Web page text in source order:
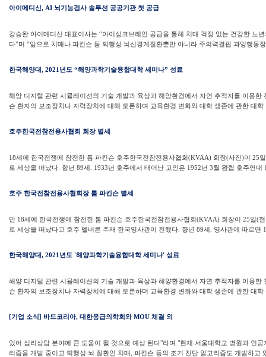
아이메디신, AI 뇌기능검사 솔루션 공공기관 첫 공급
강승완 아이메디신 대표이사는 “아이싱크브레인 공급을 통해 치매 걱정 없는 건강한 노
다”며 “앞으로 치매나 파킨슨 등 퇴행성 뇌신경계질환뿐만 아니라 주의력결핍 과잉행동
한국해양대, 2021년도 “해양과학기술융합대학 세미나” 성료
해양 디지털 관련 시뮬레이션의 기술 개발과 육상과 해양환경에서 자연 추적자를 이용한
슨 환자의 보조장치나 자력장치에 대해 토론하며 교육환경 변화와 대학 생존에 관한 대학
호주한국전참전용사협회 회장 별세
18세에 한국전쟁에 참전한 톰 파킨슨 호주한국전참전용사협회(KVAA) 회장(사진)이 25
로 세상을 떠났다. 향년 89세. 1933년 호주에서 태어난 고인은 1952년 3월 왕립 호주연대
호주 한국전참전용사협회장 톰 파킨슨 별세
만 18세에 한국전쟁에 참전한 톰 파킨슨 호주한국전참전용사협회(KVAA) 회장이 25일(
로 세상을 떠났다고 호주 멜버른 주재 한국영사관이 전했다. 향년 89세. 영사관에 따르면
한국해양대, 2021년도 '해양과학기술융합대학 세미나' 성료
해양 디지털 관련 시뮬레이션의 기술 개발과 육상과 해양환경에서 자연 추적자를 이용한
슨 환자의 보조장치나 자력장치에 대해 토론하며 교육환경 변화와 대학 생존에 관한 대학
[기업 소식] 바드코리아, 대한응급의학회와 MOU 체결 외
있어 심리상담 분야에 큰 도움이 될 것으로 예상 된다"라며 "현재 서울대학교 병원과 인
리즘을 개발 중이고 퇴행성 뇌 질환인 치매, 파킨슨 등의 조기 진단 알고리즘도 개발하고